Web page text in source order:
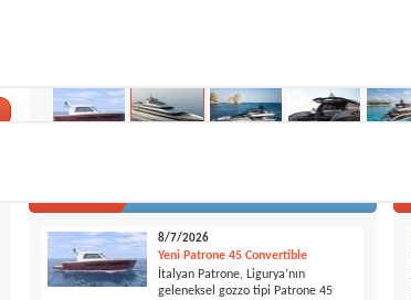
8/7/2026
Yeni Patrone 45 Convertible
İtalyan Patrone, Ligurya’nın
geleneksel gozzo tipi Patrone 45